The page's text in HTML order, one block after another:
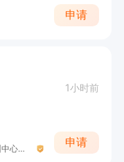
申请
1小时前
中国平安人寿保险股份有限公司温州中心支公司
申请